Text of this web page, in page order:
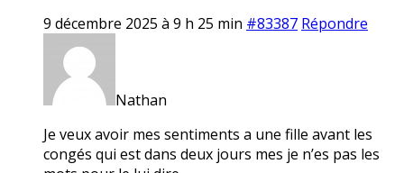
9 décembre 2025 à 9 h 25 min #83387 Répondre
Nathan
Je veux avoir mes sentiments a une fille avant les
congés qui est dans deux jours mes je n’es pas les